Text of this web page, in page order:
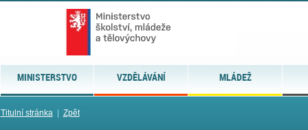
MINISTERSTVO VZDĚLÁVÁNÍ MLÁDEŽ
Titulní stránka| Zpět